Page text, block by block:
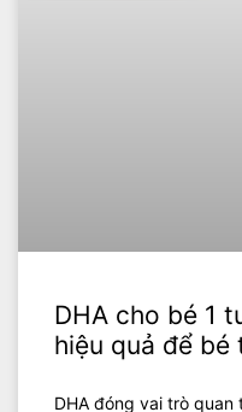
DHA cho bé 1
hiệu quả để bé
DHA đóng vai trò